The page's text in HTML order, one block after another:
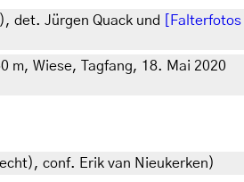
det. Jürgen Quack und
[Falterfotos
m, Wiese, Tagfang, 18. Mai 2020
conf. Erik van Nieukerken)